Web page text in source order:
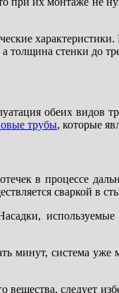
характеристики.
толщина стенки до
обеих видов
трубы, которые
в процессе
сваркой в
используемые
минут, система
следует